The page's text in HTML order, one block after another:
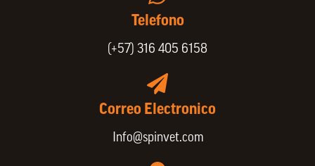
Telefono
(+57) 316 405 6158
Correo Electronico
Info@spinvet.com